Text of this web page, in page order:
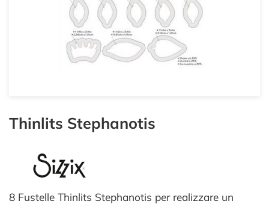
Thinlits Stephanotis
8 Fustelle Thinlits Stephanotis per realizzare un